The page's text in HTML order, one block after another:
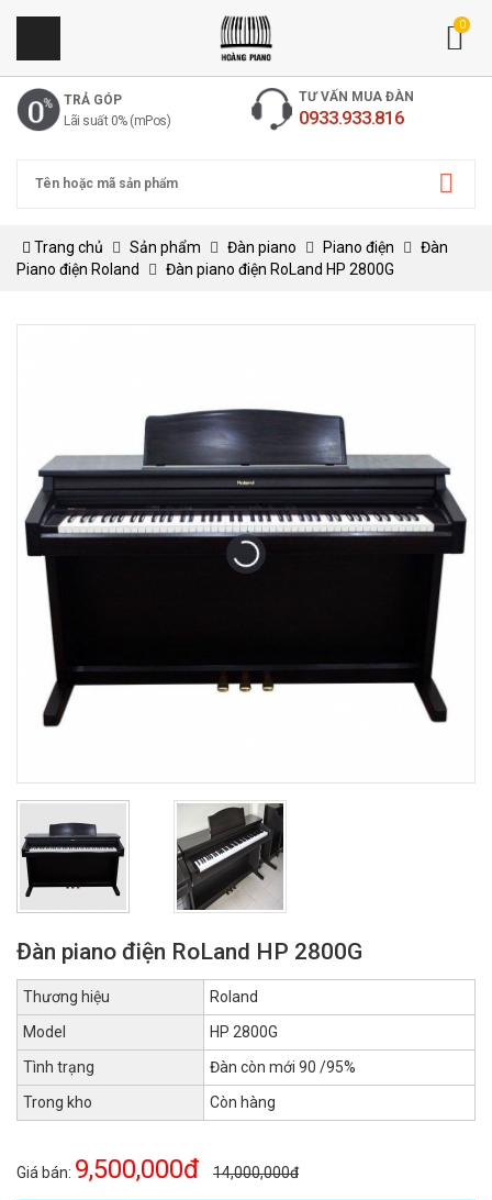
0
TRẢ GÓP
Lãi suất 0% (mPos)
TƯ VẤN MUA ĐÀN
0933.933.816
Trang chủ Sản phẩm Đàn piano Piano điện
Đàn
Piano điện Roland
Đàn piano điện RoLand HP 2800G
Đàn piano điện RoLand HP 2800G
Thương hiệu
Roland
Model
HP 2800G
Tình trạng
Đàn còn mới 90 /95%
Trong kho
Còn hàng
Giá bán: 9,500,000đ 14,000,000đ